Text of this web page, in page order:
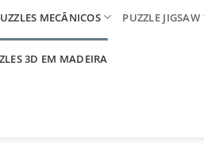
MECÂNICOS PUZZLE JIGSAW
3D EM MADEIRA